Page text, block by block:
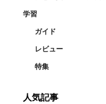
学習
ガイド
レビュー
特集
人気記事